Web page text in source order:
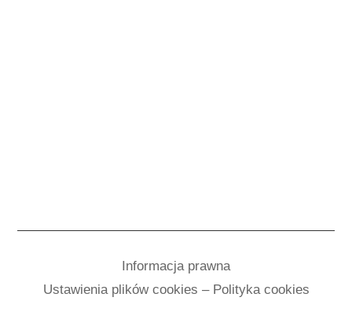
Informacja prawna
Ustawienia plików cookies – Polityka cookies